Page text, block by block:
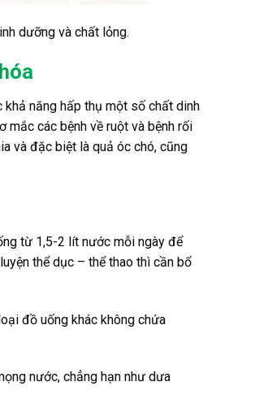
dưỡng và chất lỏng.
năng hấp thụ một số chất dinh
mắc các bệnh về ruột và bệnh rối
và đặc biệt là quả óc chó, cũng
từ 1,5-2 lít nước mỗi ngày để
thể dục – thể thao thì cần bổ
đồ uống khác không chứa
nước, chẳng hạn như dưa